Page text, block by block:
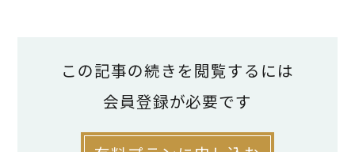
ます。
民泊だと利回りが50％や100％といった
ケースもあり、不動産投資の利回りと比べ
この記事の続きを閲覧するには
会員登録が必要です